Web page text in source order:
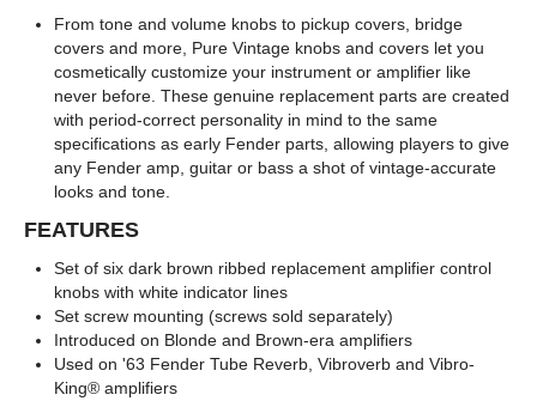
From tone and volume knobs to pickup covers, bridge
covers and more, Pure Vintage knobs and covers let you
cosmetically customize your instrument or amplifier like
never before. These genuine replacement parts are created
with period-correct personality in mind to the same
specifications as early Fender parts, allowing players to give
any Fender amp, guitar or bass a shot of vintage-accurate
looks and tone.
FEATURES
Set of six dark brown ribbed replacement amplifier control
knobs with white indicator lines
Set screw mounting (screws sold separately)
Introduced on Blonde and Brown-era amplifiers
Used on '63 Fender Tube Reverb, Vibroverb and Vibro-
King® amplifiers